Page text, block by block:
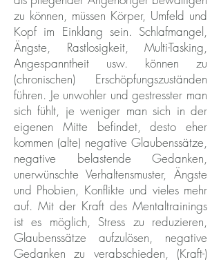
zu können, müssen Körper, Umfeld und
Kopf im Einklang sein. Schlafmangel,
Ängste, Rastlosigkeit, Multi-Tasking,
Angespanntheit usw. können zu
(chronischen) Erschöpfungszuständen
führen. Je unwohler und gestresster man
sich fühlt, je weniger man sich in der
eigenen Mitte befindet, desto eher
kommen (alte) negative Glaubenssätze,
negative belastende Gedanken,
unerwünschte Verhaltensmuster, Ängste
und Phobien, Konflikte und vieles mehr
auf. Mit der Kraft des Mentaltrainings
ist es möglich, Stress zu reduzieren,
Glaubenssätze aufzulösen, negative
Gedanken zu verabschieden, (Kraft-)